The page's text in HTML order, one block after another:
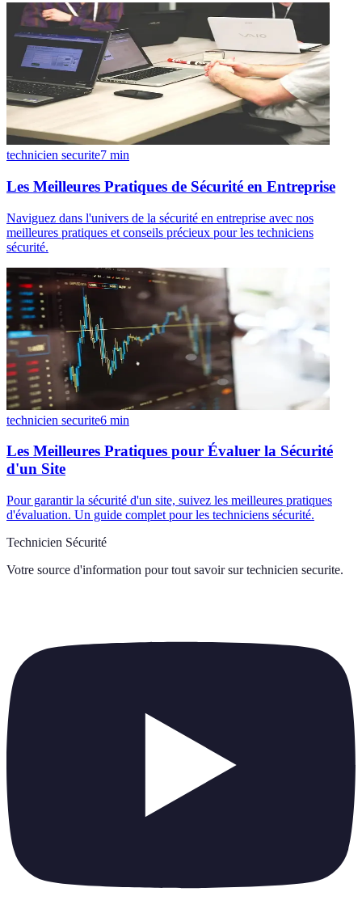
technicien securite7 min
Les Meilleures Pratiques de Sécurité en Entreprise
Naviguez dans l'univers de la sécurité en entreprise avec nos
meilleures pratiques et conseils précieux pour les techniciens
sécurité.
technicien securite6 min
Les Meilleures Pratiques pour Évaluer la Sécurité
d'un Site
Pour garantir la sécurité d'un site, suivez les meilleures pratiques
d'évaluation. Un guide complet pour les techniciens sécurité.
Technicien Sécurité
Votre source d'information pour tout savoir sur technicien securite.